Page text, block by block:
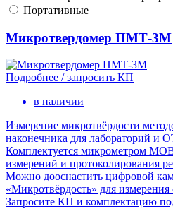
Портативные
Микротвердомер ПМТ-3М
Подробнее / запросить КП
в наличии
Измерение микротвёрдости
наконечника для лабораторий и
Комплектуется микрометром
измерений и протоколирования
Можно дооснастить цифровой
«Микротвёрдость» для измерения
Запросите КП и комплектацию